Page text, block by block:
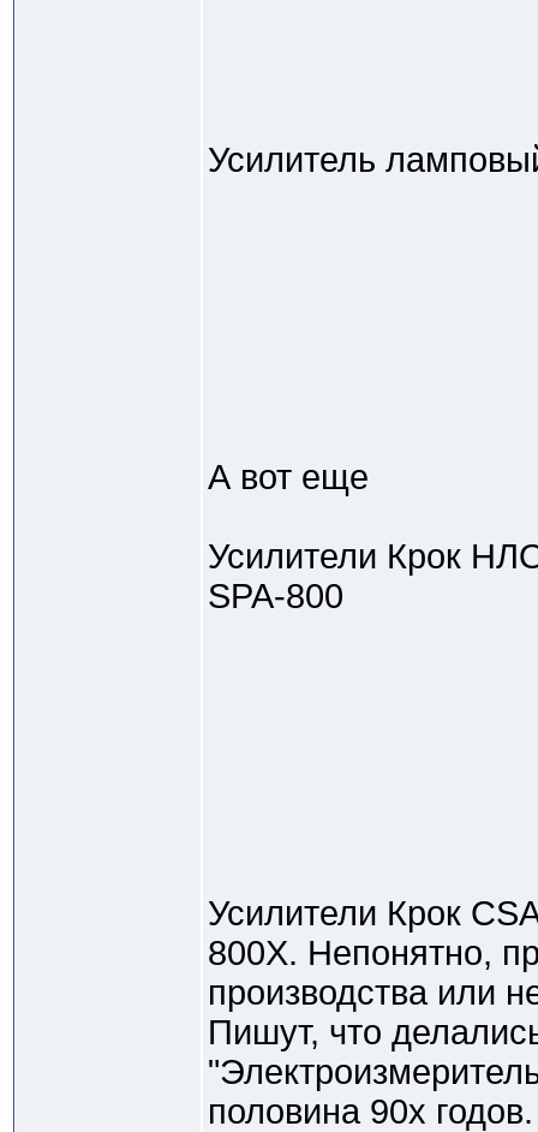
Усилитель
А вот еще
Усилители Крок
SPA-800
Усилители Крок
800X. Непонятно,
производства или
Пишут, что
половина 90х годов.